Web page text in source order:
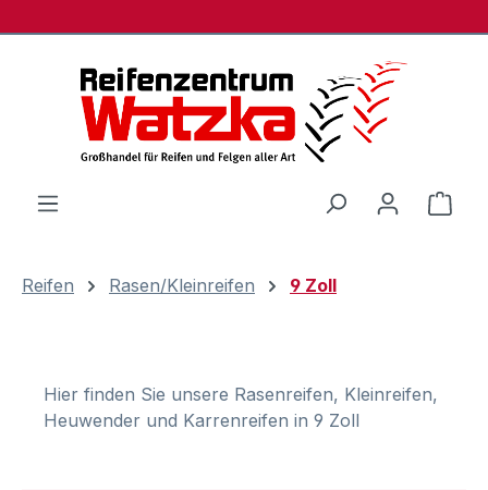
Reifen Rasen/Kleinreifen 9 Zoll
Hier finden Sie unsere Rasenreifen, Kleinreifen,
Heuwender und Karrenreifen in 9 Zoll